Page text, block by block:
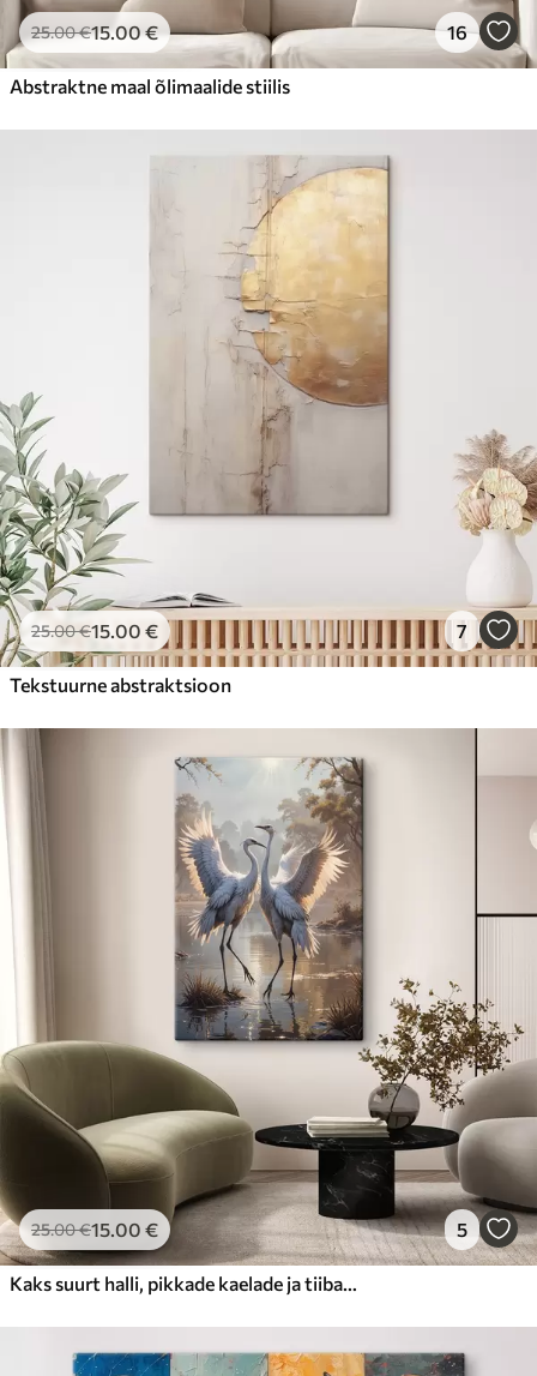
25.00€15.00€ 16
Abstraktne maal õlimaalide stiilis
25.00€15.00 € 7
Tekstuurne abstraktsioon
25.00€15.00 € 5
Kaks suurt halli, pikkade kaelade ja tiibadega kraanat, mis seisavad puudest ümbritsetud udujärves